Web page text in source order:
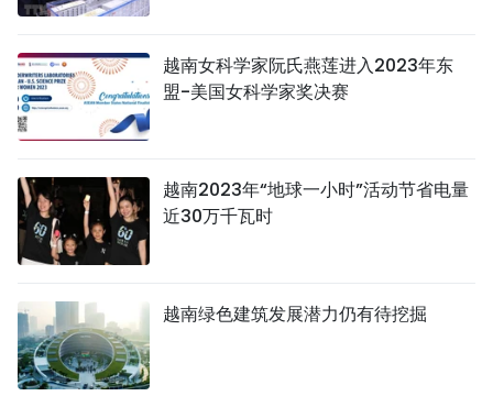
РУССКИЙ
越南女科学家阮氏燕莲进入2023年东
盟-美国女科学家奖决赛
越南2023年“地球一小时”活动节省电量
近30万千瓦时
越南绿色建筑发展潜力仍有待挖掘